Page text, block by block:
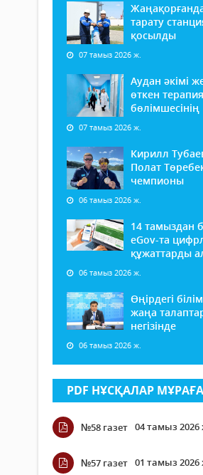
тарату
қосылды
07 тамыз 2026 ж.
Аудан әкімі
өткен терапия
бөлімшесінің
07 тамыз 2026 ж.
Кирилл
Полат
чемпионы
06 тамыз 2026 ж.
14 тамыздан
еGov-та
құжаттарды
06 тамыз 2026 ж.
Өңірдегі
жаңа
негізінде
06 тамыз 2026 ж.
PDF НҰСҚАЛАР
№58 газет 04 тамыз 2026
№57 газет 01 тамыз 2026